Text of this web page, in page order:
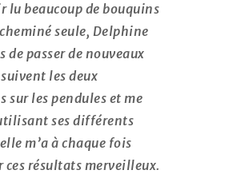
lu beaucoup de bouquins
seule, Delphine
de passer de nouveaux
les deux
sur les pendules et me
ses différents
m’a à chaque fois
ces résultats merveilleux.